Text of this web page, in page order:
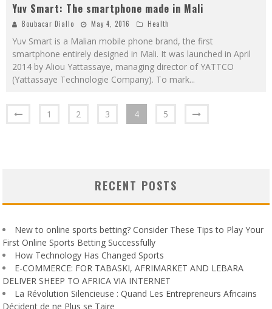
Yuv Smart: The smartphone made in Mali
Boubacar Diallo May 4, 2016 Health
Yuv Smart is a Malian mobile phone brand, the first
smartphone entirely designed in Mali. It was launched in April
2014 by Aliou Yattassaye, managing director of YATTCO
(Yattassaye Technologie Company). To mark...
1 2 3 4 5
RECENT POSTS
New to online sports betting? Consider These Tips to Play Your
First Online Sports Betting Successfully
How Technology Has Changed Sports
E-COMMERCE: FOR TABASKI, AFRIMARKET AND LEBARA
DELIVER SHEEP TO AFRICA VIA INTERNET
La Révolution Silencieuse : Quand Les Entrepreneurs Africains
Décident de ne Plus se Taire